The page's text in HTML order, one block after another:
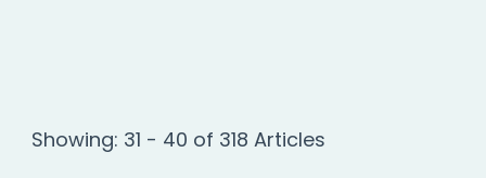
Showing: 31 - 40 of 318 Articles